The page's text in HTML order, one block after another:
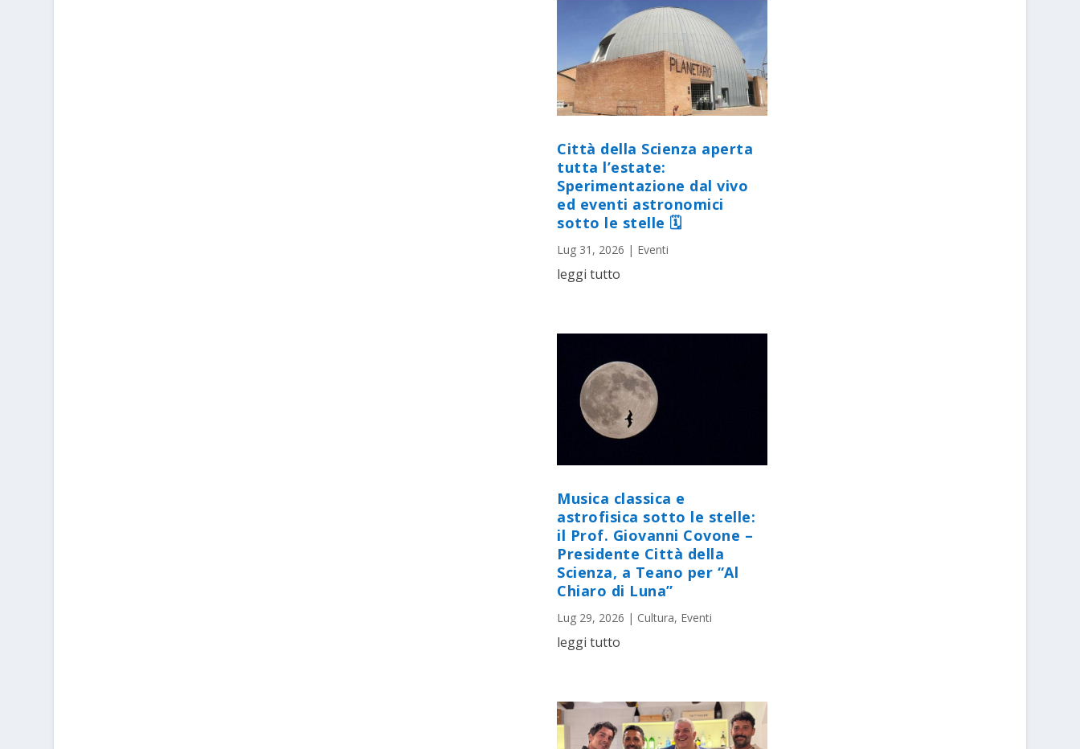
Città della Scienza aperta
tutta l’estate:
Sperimentazione dal vivo
ed eventi astronomici
sotto le stelle 🗓
Lug 31, 2026 | Eventi
leggi tutto
Musica classica e
astrofisica sotto le stelle:
il Prof. Giovanni Covone –
Presidente Città della
Scienza, a Teano per “Al
Chiaro di Luna”
Lug 29, 2026 | Cultura, Eventi
leggi tutto